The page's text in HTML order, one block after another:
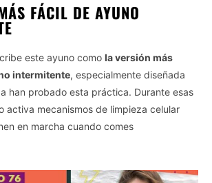
FÁCIL DE AYUNO
este ayuno como la versión más
intermitente, especialmente diseñada
han probado esta práctica. Durante esas
activa mecanismos de limpieza celular
en marcha cuando comes